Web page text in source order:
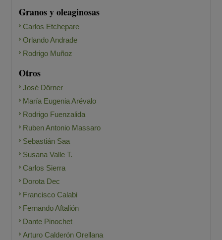
Granos y oleaginosas
Carlos Etchepare
Orlando Andrade
Rodrigo Muñoz
Otros
José Dörner
María Eugenia Arévalo
Rodrigo Fuenzalida
Ruben Antonio Massaro
Sebastián Saa
Susana Valle T.
Carlos Sierra
Dorota Dec
Francisco Calabi
Fernando Aftalión
Dante Pinochet
Arturo Calderón Orellana